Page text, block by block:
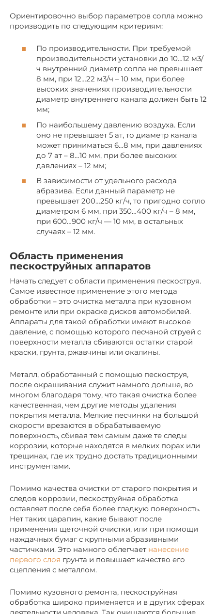
Ориентировочно выбор параметров сопла можно
производить по следующим критериям:
По производительности. При требуемой
производительности установки до 10…12 м3/
ч внутренний диаметр сопла не превышает
8 мм, при 12…22 м3/ч – 10 мм, при более
высоких значениях производительности
диаметр внутреннего канала должен быть 12
мм;
По наибольшему давлению воздуха. Если
оно не превышает 5 ат, то диаметр канала
может приниматься 6…8 мм, при давлениях
до 7 ат – 8…10 мм, при более высоких
давлениях – 12 мм;
В зависимости от удельного расхода
абразива. Если данный параметр не
превышает 200…250 кг/ч, то пригодно сопло
диаметром 6 мм, при 350…400 кг/ч – 8 мм,
при 600…900 кг/ч — 10 мм, в остальных
случаях – 12 мм.
Область применения
пескоструйных аппаратов
Начать следует с области применения пескоструя.
Самое известное применение этого метода
обработки – это очистка металла при кузовном
ремонте или при окраске дисков автомобилей.
Аппараты для такой обработки имеют высокое
давление, с помощью которого песчаной струей с
поверхности металла сбиваются остатки старой
краски, грунта, ржавчины или окалины.
Металл, обработанный с помощью пескоструя,
после окрашивания служит намного дольше, во
многом благодаря тому, что такая очистка более
качественная, чем другие методы удаления
покрытия металла. Мелкие песчинки на большой
скорости врезаются в обрабатываемую
поверхность, сбивая тем самым даже те следы
коррозии, которые находятся в мелких порах или
трещинах, где их трудно достать традиционными
инструментами.
Помимо качества очистки от старого покрытия и
следов коррозии, пескоструйная обработка
оставляет после себя более гладкую поверхность.
Нет таких царапин, какие бывают после
применения щеточной очистки, или при помощи
наждачных бумаг с крупными абразивными
частичками. Это намного облегчает нанесение
первого слоя грунта и повышает качество его
сцепления с металлом.
Помимо кузовного ремонта, пескоструйная
обработка широко применяется и в других сферах